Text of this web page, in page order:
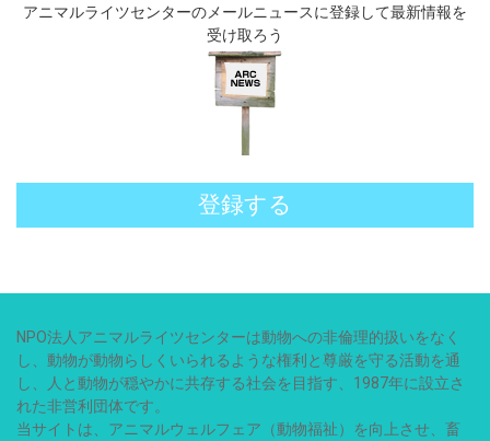
アニマルライツセンターのメールニュースに登録して最新情報を
受け取ろう
登録する
NPO法人アニマルライツセンターは動物への非倫理的扱いをなく
し、動物が動物らしくいられるような権利と尊厳を守る活動を通
し、人と動物が穏やかに共存する社会を目指す、1987年に設立さ
れた非営利団体です。
当サイトは、アニマルウェルフェア（動物福祉）を向上させ、畜